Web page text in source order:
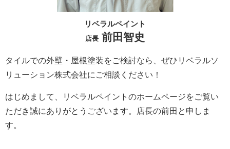
リベラルペイント
店長 前田智史
タイルでの外壁・屋根塗装をご検討なら、ぜひリベラルソ
リューション株式会社にご相談ください！
はじめまして、リベラルペイントのホームページをご覧い
ただき誠にありがとうございます。
店長の前田と申しま
す。